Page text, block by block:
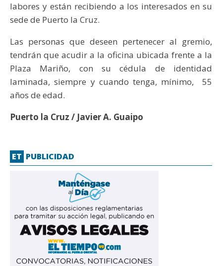
labores y están recibiendo a los interesados en su
sede de Puerto la Cruz.
Las personas que deseen pertenecer al gremio,
tendrán que acudir a la oficina ubicada frente a la
Plaza Mariño, con su cédula de identidad
laminada, siempre y cuando tenga, mínimo, 55
años de edad.
Puerto la Cruz / Javier A. Guaipo
ET PUBLICIDAD